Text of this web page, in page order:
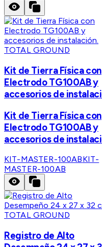
TOTAL GROUND
Kit de Tierra Física con
Electrodo TG100AB y
accesorios de
Kit de Tierra Física con
Electrodo TG100AB y
accesorios de
KIT-MASTER-100ABKIT-
MASTER-100AB
TOTAL GROUND
Registro de Alto